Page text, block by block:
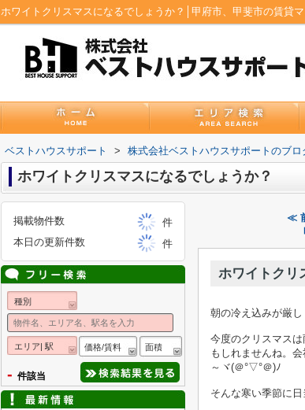
ホワイトクリスマスになるでしょうか？│甲府市、甲斐市の賃貸
ベストハウスサポート > 株式会社ベストハウスサポートのブロ
ホワイトクリスマスになるでしょうか？
≪
ホワイトクリ
朝の冷え込みが厳
今度のクリスマス
もしれませんね。
～ヾ(＠°▽°＠)ﾉ
そんな寒い季節に
掲載物件数
件
本日の更新件数
件
種別
エリア| 駅 価格/賃料 面積
- 件該当